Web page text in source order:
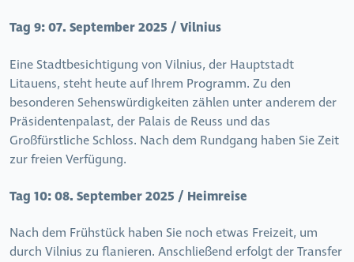
Tag 9:07. September 2025 / Vilnius
Eine Stadtbesichtigung von Vilnius, der Hauptstadt
Litauens, steht heute auf Ihrem Programm. Zu den
besonderen Sehenswürdigkeiten zählen unter anderem der
Präsidentenpalast, der Palais de Reuss und das
Großfürstliche Schloss. Nach dem Rundgang haben Sie Zeit
zur freien Verfügung.
Tag 10:08. September 2025 / Heimreise
Nach dem Frühstück haben Sie noch etwas Freizeit, um
durch Vilnius zu flanieren. Anschließend erfolgt der Transfer